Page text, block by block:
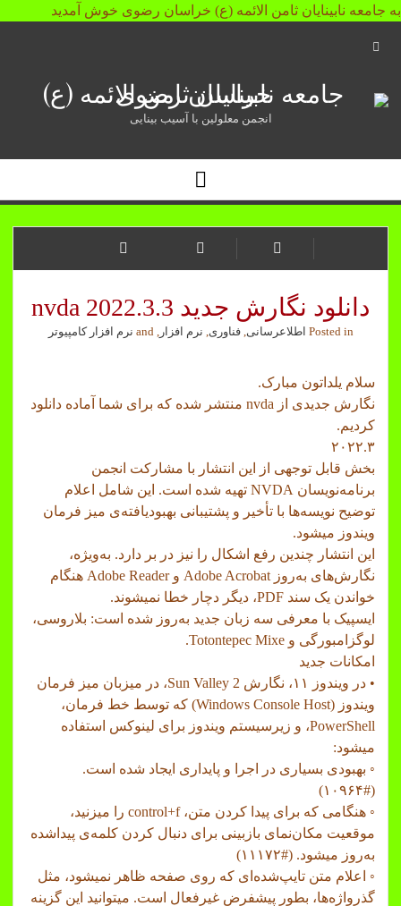
به جامعه نابینایان ثامن الائمه (ع) خراسان رضوی خوش آمدید
Open
جامعه
ثامن
(ع)
خراسان
انجمن معلولین با آسیب بینایی
Open
Menu
دانلود نگارش جدید nvda 2022.3.3
Posted in اطلاعرسانی,فناوری, نرم افزار, and نرم افزار کامپیوتر
سلام یلداتون مبارک.
نگارش جدیدی از nvda منتشر شده که برای شما آماده دانلود
کردیم.
۲۰۲۲.۳
بخش قابل توجهی از این انتشار با مشارکت انجمن
برنامه‌نویسان NVDA تهیه شده است. این شامل اعلام
توضیح نویسه‌ها با تأخیر و پشتیبانی بهبود‌یافته‌ی میز فرمان
ویندوز میشود.
این انتشار چندین رفع اشکال را نیز در بر دارد. به‌ویژه،
نگارش‌های به‌روز Adobe Acrobat و Adobe Reader هنگام
خواندن یک سند PDF، دیگر دچار خطا نمیشوند.
ایسپیک با معرفی سه زبان جدید به‌روز شده است: بلاروسی،
لوگزامبورگی و Totontepec Mixe.
امکانات جدید
• در ویندوز ۱۱، نگارش Sun Valley 2، در میزبان میز فرمان
ویندوز (Windows Console Host) که توسط خط فرمان،
PowerShell، و زیرسیستم ویندوز برای لینوکس استفاده
میشود:
◦ بهبودی بسیاری در اجرا و پایداری ایجاد شده است.
(#۱۰۹۶۴)
◦ هنگامی که برای پیدا کردن متن، control+f را میزنید،
موقعیت مکان‌نمای بازبینی برای دنبال کردن کلمه‌ی پیداشده
به‌روز میشود. (#۱۱۱۷۲)
◦ اعلام متن تایپ‌شده‌ای که روی صفحه ظاهر نمیشود، مثل
گذرواژه‌ها، بطور پیشفرض غیرفعال است. میتوانید این گزینه